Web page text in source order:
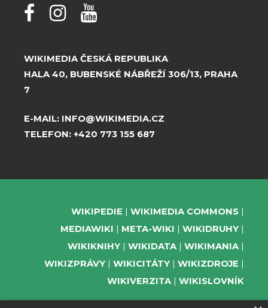
WIKIMEDIA ČESKÁ REPUBLIKA
HALA 40, BUBENSKÉ NÁBŘEŽÍ 306/13, PRAHA
7
E-MAIL: INFO@WIKIMEDIA.CZ
TELEFON: +420 773 155 687
WIKIPEDIE
WIKIMEDIA COMMONS
MEDIAWIKI
META-WIKI
WIKIDRUHY
WIKIKNIHY
WIKIDATA
WIKIMANIA
WIKIZPRÁVY
WIKICITÁTY
WIKIZDROJE
WIKIVERZITA
WIKISLOVNÍK